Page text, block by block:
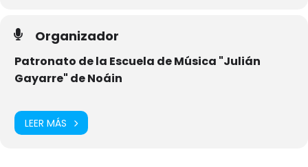
Organizador
Patronato de la Escuela de Música "Julián
Gayarre" de Noáin
LEER MÁS